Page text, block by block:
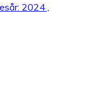
2024 ,